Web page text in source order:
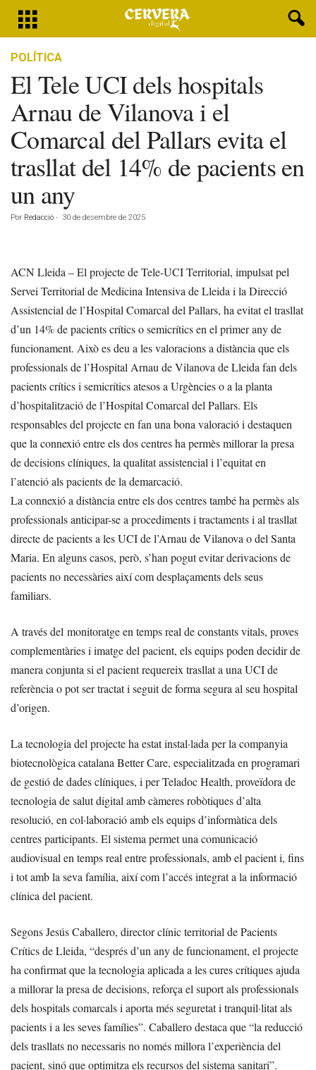
POLÍTICA
El Tele UCI dels hospitals
Arnau de Vilanova i el
Comarcal del Pallars evita el
trasllat del 14% de pacients en
un any
Por Redacció - 30 de desembre de 2025
ACN Lleida – El projecte de Tele-UCI Territorial, impulsat pel
Servei Territorial de Medicina Intensiva de Lleida i la Direcció
Assistencial de l’Hospital Comarcal del Pallars, ha evitat el trasllat
d’un 14% de pacients crítics o semicrítics en el primer any de
funcionament. Això es deu a les valoracions a distància que els
professionals de l’Hospital Arnau de Vilanova de Lleida fan dels
pacients crítics i semicrítics atesos a Urgències o a la planta
d’hospitalització de l’Hospital Comarcal del Pallars. Els
responsables del projecte en fan una bona valoració i destaquen
que la connexió entre els dos centres ha permès millorar la presa
de decisions clíniques, la qualitat assistencial i l’equitat en
l’atenció als pacients de la demarcació.
La connexió a distància entre els dos centres també ha permès als
professionals anticipar-se a procediments i tractaments i al trasllat
directe de pacients a les UCI de l’Arnau de Vilanova o del Santa
Maria. En alguns casos, però, s’han pogut evitar derivacions de
pacients no necessàries així com desplaçaments dels seus
familiars.
A través del monitoratge en temps real de constants vitals, proves
complementàries i imatge del pacient, els equips poden decidir de
manera conjunta si el pacient requereix trasllat a una UCI de
referència o pot ser tractat i seguit de forma segura al seu hospital
d’origen.
La tecnologia del projecte ha estat instal·lada per la companyia
biotecnològica catalana Better Care, especialitzada en programari
de gestió de dades clíniques, i per Teladoc Health, proveïdora de
tecnologia de salut digital amb càmeres robòtiques d’alta
resolució, en col·laboració amb els equips d’informàtica dels
centres participants. El sistema permet una comunicació
audiovisual en temps real entre professionals, amb el pacient i, fins
i tot amb la seva família, així com l’accés integrat a la informació
clínica del pacient.
Segons Jesús Caballero, director clínic territorial de Pacients
Crítics de Lleida, “després d’un any de funcionament, el projecte
ha confirmat que la tecnologia aplicada a les cures crítiques ajuda
a millorar la presa de decisions, reforça el suport als professionals
dels hospitals comarcals i aporta més seguretat i tranquil·litat als
pacients i a les seves famílies”. Caballero destaca que “la reducció
dels trasllats no necessaris no només millora l’experiència del
pacient, sinó que optimitza els recursos del sistema sanitari”.